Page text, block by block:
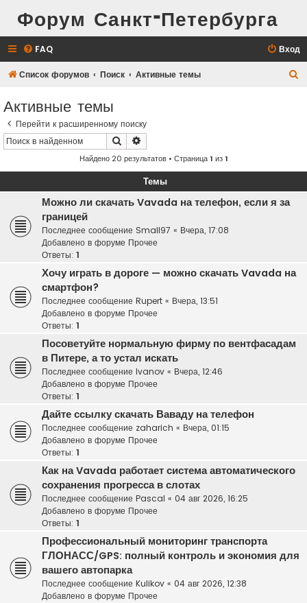
Форум Санкт-Петербурга
FAQ Вход
Список форумов Поиск Активные темы
Активные темы
Перейти к расширенному поиску
Поиск
Найдено 20 результатов • Страница1 из1
Темы
Можно ли скачать Vavada на телефон, если я за
границей
Последнее сообщение Small97 « Вчера, 17:08
Добавлено в форуме Прочее
Ответы: 1
Хочу играть в дороге — можно скачать Vavada на
смартфон?
Последнее сообщение Rupert « Вчера, 13:51
Добавлено в форуме Прочее
Ответы: 1
Посоветуйте нормальную фирму по вентфасадам
в Питере, а то устал искать
Последнее сообщение Ivanov « Вчера, 12:46
Добавлено в форуме Прочее
Ответы: 1
Дайте ссылку скачать Ваваду на телефон
Последнее сообщение zaharich « Вчера, 01:15
Добавлено в форуме Прочее
Ответы: 1
Как на Vavada работает система автоматического
сохранения прогресса в слотах
Последнее сообщение Pascal « 04 авг 2026, 16:25
Добавлено в форуме Прочее
Ответы: 1
Профессиональный мониторинг транспорта
ГЛОНАСС/GPS: полный контроль и экономия для
вашего автопарка
Последнее сообщение Kulikov « 04 авг 2026, 12:38
Добавлено в форуме Прочее